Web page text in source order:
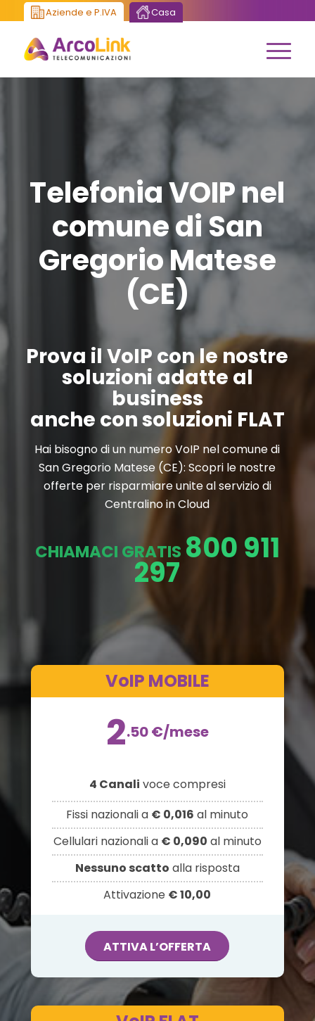
Aziende e P.IVA Casa
Telefonia VOIP nel
comune di San
Gregorio Matese
(CE)
Prova il VoIP con le nostre
soluzioni adatte al
business
anche con soluzioni FLAT
Hai bisogno di un numero VoIP nel comune di
San Gregorio Matese (CE): Scopri le nostre
offerte per risparmiare unite al servizio di
Centralino in Cloud
CHIAMACI GRATIS 800 911
297
VoIP MOBILE
2.50€/mese
4 Canali voce compresi
Fissi nazionali a € 0,016 al minuto
Cellulari nazionali a € 0,090 al minuto
Nessuno scatto alla risposta
Attivazione € 10,00
ATTIVA L’OFFERTA